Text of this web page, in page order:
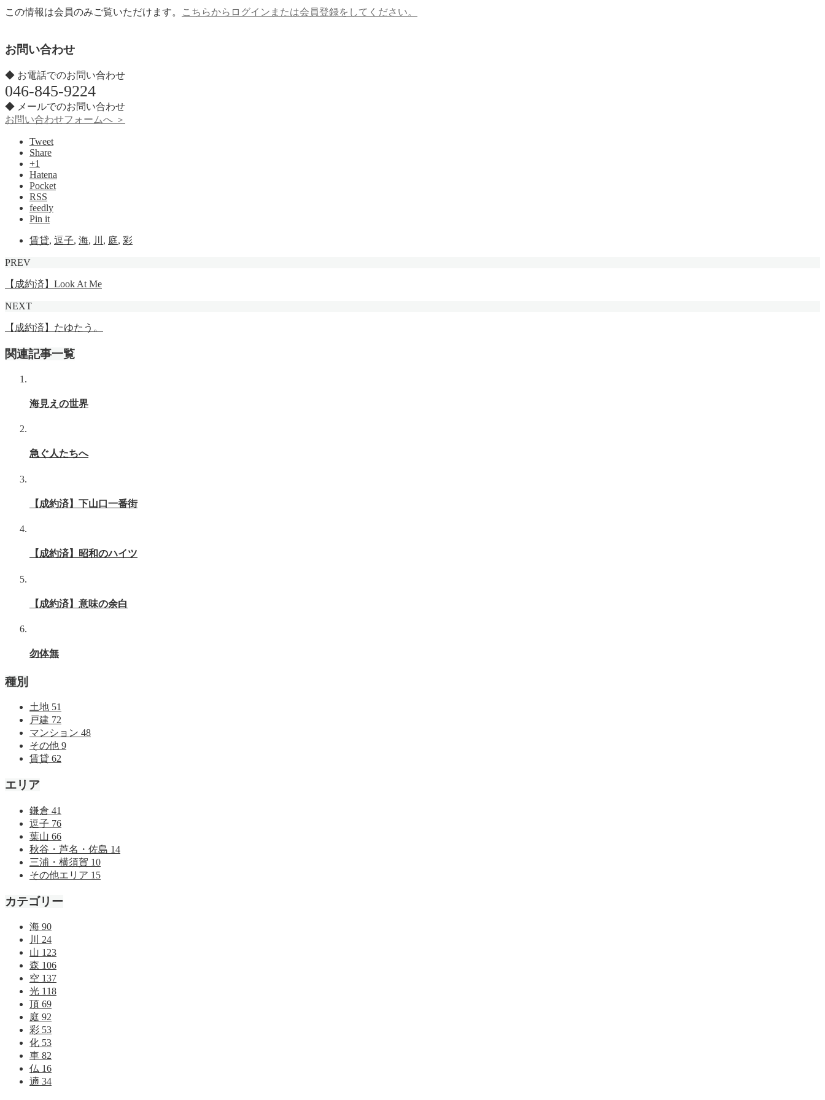
この情報は会員のみご覧いただけます。 こちらからログインまたは会員登録をしてください。
お問い合わせ
◆ お電話でのお問い合わせ
046-845-9224
◆ メールでのお問い合わせ
お問い合わせフォームへ ＞
Tweet
Share
+1
Hatena
Pocket
RSS
feedly
Pin it
賃貸, 逗子, 海, 川 , 庭, 彩
PREV
【成約済】Look At Me
NEXT
【成約済】たゆたう。
関連記事一覧
海見えの世界
急ぐ人たちへ
【成約済】下山口一番街
【成約済】昭和のハイツ
【成約済】意味の余白
勿体無
種別
土地 51
戸建 72
マンション 48
その他 9
賃貸 62
エリア
鎌倉 41
逗子 76
葉山 66
秋谷・芦名・佐島 14
三浦・横須賀 10
その他エリア 15
カテゴリー
海 90
川 24
山 123
森 106
空 137
光 118
頂 69
庭 92
彩 53
化 53
車 82
仏 16
遖 34